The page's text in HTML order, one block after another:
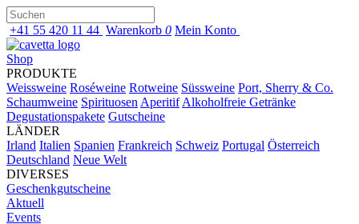
+41 55 420 11 44 Warenkorb 0 Mein Konto
Shop
PRODUKTE
Weissweine Roséweine Rotweine Süssweine Port, Sherry & Co.
Schaumweine Spirituosen Aperitif Alkoholfreie Getränke
Degustationspakete Gutscheine
LÄNDER
Irland Italien Spanien Frankreich Schweiz Portugal Österreich
Deutschland Neue Welt
DIVERSES
Geschenkgutscheine
Aktuell
Events